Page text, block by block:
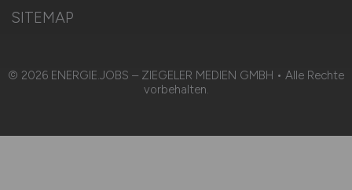
SITEMAP
© 2026 ENERGIE.JOBS – ZIEGELER MEDIEN GMBH • Alle Rechte
vorbehalten.